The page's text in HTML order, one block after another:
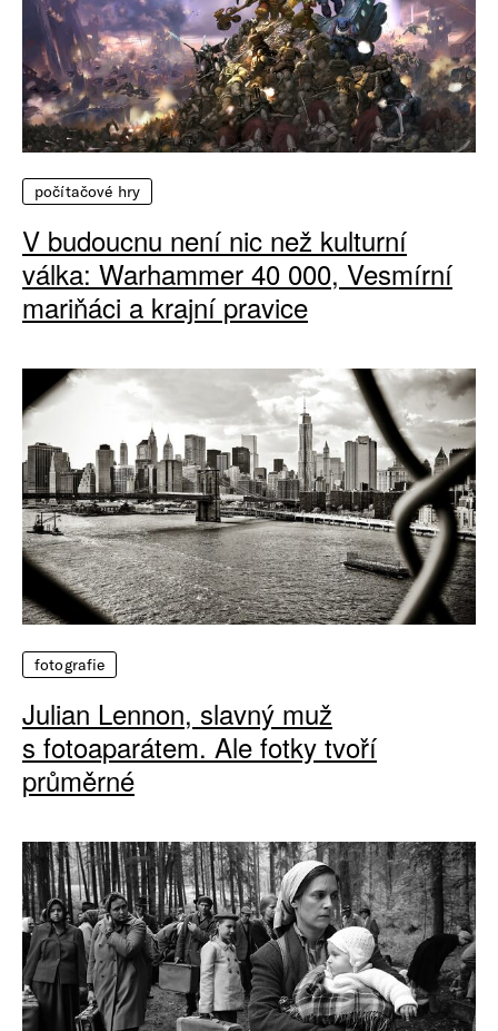
počítačové hry
V budoucnu není nic než kulturní
válka: Warhammer 40 000, Vesmírní
mariňáci a krajní pravice
fotografie
Julian Lennon, slavný muž
s fotoaparátem. Ale fotky tvoří
průměrné